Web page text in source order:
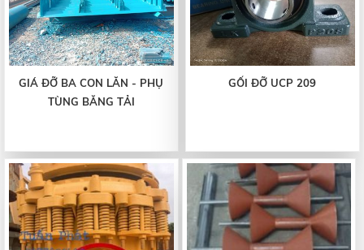
GIÁ ĐỠ BA CON LĂN - PHỤ
TÙNG BĂNG TẢI
GỐI ĐỠ UCP 209